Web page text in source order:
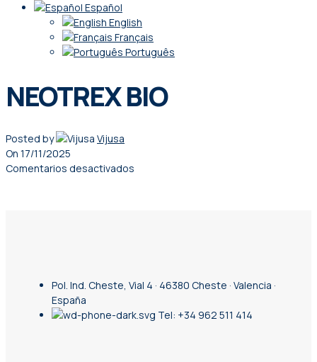
Español
English
Français
Português
NEOTREX BIO
Posted by
Vijusa
On 17/11/2025
Comentarios desactivados
Pol. Ind. Cheste, Vial 4 · 46380 Cheste · Valencia ·
España
Tel: +34 962 511 414